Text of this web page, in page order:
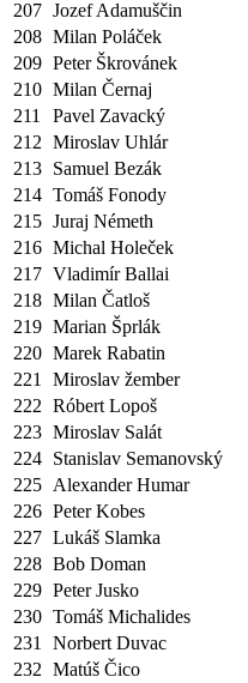
207 Jozef Adamuščin
208 Milan Poláček
209 Peter Škrovánek
210 Milan Černaj
211
Pavel Zavacký
212 Miroslav Uhlár
213 Samuel Bezák
214 Tomáš Fonody
215 Juraj Németh
216 Michal Holeček
217 Vladimír Ballai
218 Milan Čatloš
219 Marian Šprlák
220 Marek Rabatin
221
Miroslav žember
222 Róbert Lopoš
223 Miroslav Salát
224 Stanislav Semanovský
225 Alexander Humar
226 Peter Kobes
227 Lukáš Slamka
228 Bob Doman
229 Peter Jusko
230 Tomáš Michalides
231
Norbert Duvac
232 Matúš Čico